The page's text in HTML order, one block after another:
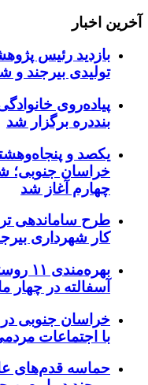
آخرین اخبار
بازدید رئیس
تولیدی بیرجند و
پیاده‌روی
بنددره برگزار شد
یکصد و
خراسان جنوبی؛
چهارم آغاز شد
طرح ساماندهی
کار شهرداری
آسفالته در چهار
با اجتماعات
حماسه قدم‌های